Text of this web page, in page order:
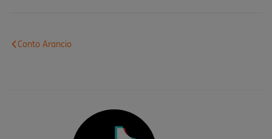
Conto Arancio